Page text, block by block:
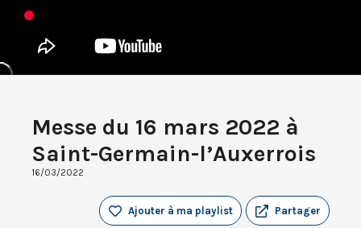
Messe du 16 mars 2022 à
Saint-Germain-l’Auxerrois
16/03/2022
Partager
Ajouter à ma playlist